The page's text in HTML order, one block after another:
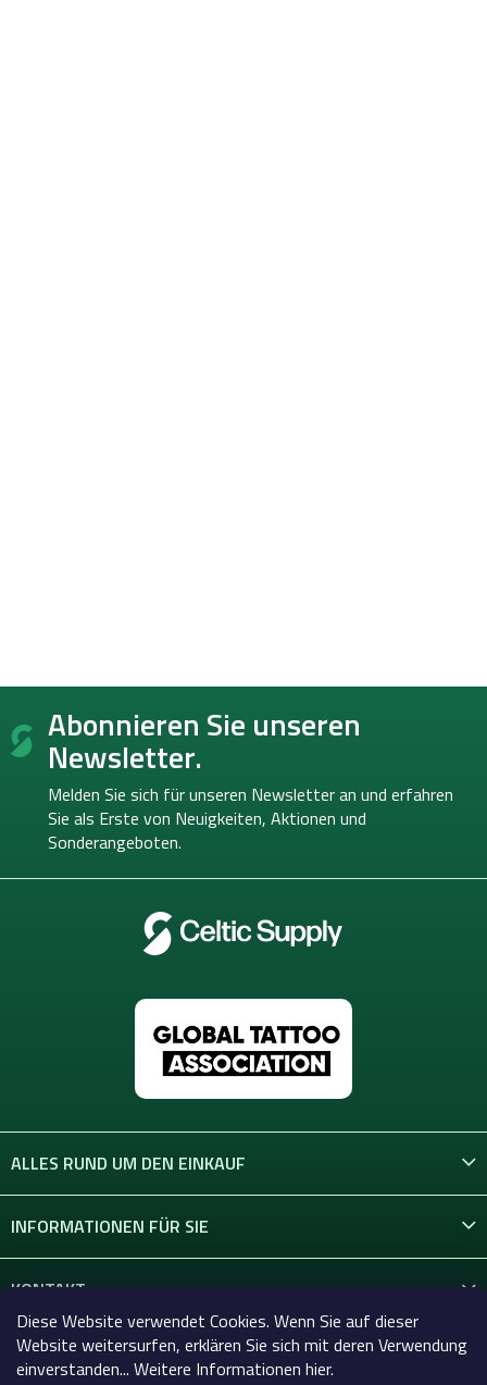
Diese Website verwendet Cookies. Wenn Sie auf dieser
Website weitersurfen, erklären Sie sich mit deren Verwendung
einverstanden... Weitere Informationen hier.
F
ß Abonnieren Sie unseren
Newsletter.
Melden Sie sich für unseren Newsletter an und erfahren
Sie als Erste von Neuigkeiten, Aktionen und
Sonderangeboten.
ALLES RUND UM DEN EINKAUF
INFORMATIONEN FÜR SIE
KONTAKT